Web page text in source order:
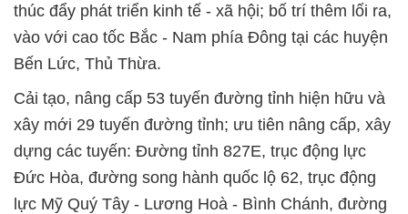
thúc đẩy phát triển kinh tế - xã hội; bố trí thêm lối ra,
vào với cao tốc Bắc - Nam phía Đông tại các huyện
Bến Lức, Thủ Thừa.
Cải tạo, nâng cấp 53 tuyến đường tỉnh hiện hữu và
xây mới 29 tuyến đường tỉnh; ưu tiên nâng cấp, xây
dựng các tuyến: Đường tỉnh 827E, trục động lực
Đức Hòa, đường song hành quốc lộ 62, trục động
lực Mỹ Quý Tây - Lương Hoà - Bình Chánh, đường